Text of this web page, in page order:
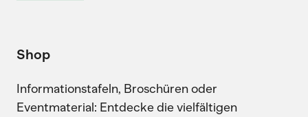
Shop
Informationstafeln, Broschüren oder
Eventmaterial: Entdecke die vielfältigen